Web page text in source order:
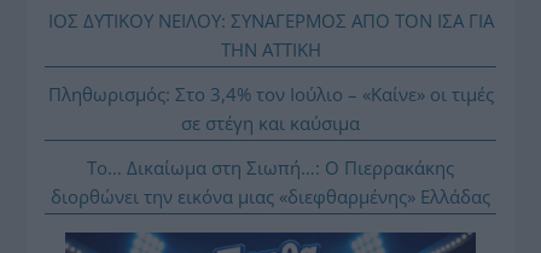
ΙΟΣ ΔΥΤΙΚΟΥ ΝΕΙΛΟΥ: ΣΥΝΑΓΕΡΜΟΣ ΑΠΟ ΤΟΝ ΙΣΑ ΓΙΑ
ΤΗΝ ΑΤΤΙΚΗ
Πληθωρισμός: Στο 3,4% τον Ιούλιο – «Καίνε» οι τιμές
σε στέγη και καύσιμα
Το… Δικαίωμα στη Σιωπή…: Ο Πιερρακάκης
διορθώνει την εικόνα μιας «διεφθαρμένης» Ελλάδας